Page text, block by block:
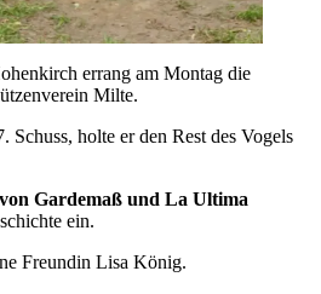
errang am Montag die
Milte.
holte er den Rest des Vogels
Gardemaß und La Ultima
ein.
Freundin Lisa König.